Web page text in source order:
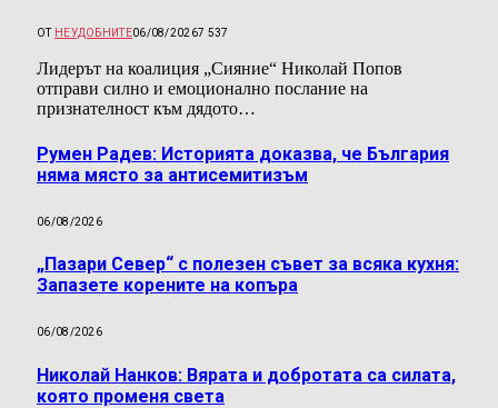
ОТ НЕУДОБНИТЕ06/08/20267 537
Лидерът на коалиция „Сияние“ Николай Попов
отправи силно и емоционално послание на
признателност към дядото…
Румен Радев: Историята доказва, че България
няма място за антисемитизъм
06/08/2026
„Пазари Север“ с полезен съвет за всяка кухня:
Запазете корените на копъра
06/08/2026
Николай Нанков: Вярата и добротата са силата,
която променя света